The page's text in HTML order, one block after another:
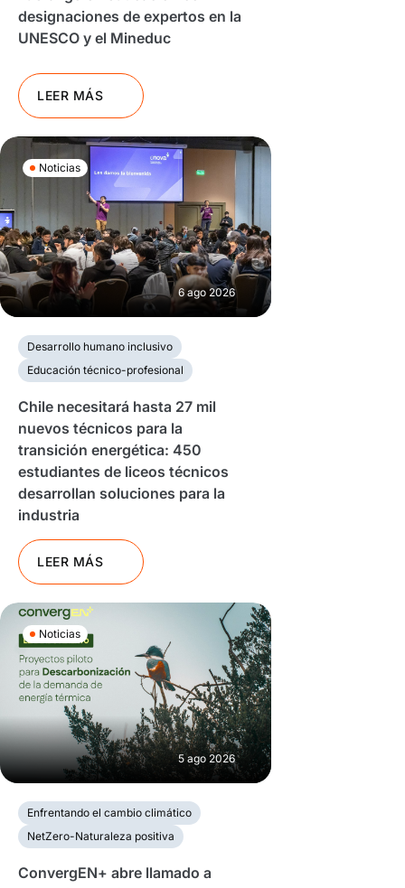
designaciones de expertos en la
UNESCO y el Mineduc
LEER MÁS
Noticias
6 ago 2026
Desarrollo humano inclusivo
Educación técnico-profesional
Chile necesitará hasta 27 mil
nuevos técnicos para la
transición energética: 450
estudiantes de liceos técnicos
desarrollan soluciones para la
industria
LEER MÁS
Noticias
5 ago 2026
Enfrentando el cambio climático
NetZero-Naturaleza positiva
ConvergEN+ abre llamado a